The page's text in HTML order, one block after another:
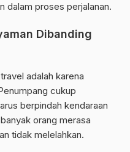
dalam proses perjalanan.
Dibanding
adalah karena
cukup
berpindah kendaraan
orang merasa
tidak melelahkan.